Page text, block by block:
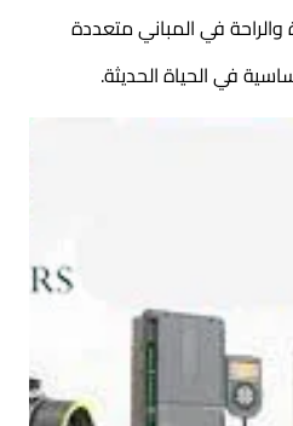
في المباني متعددة
في الحياة الحديثة.